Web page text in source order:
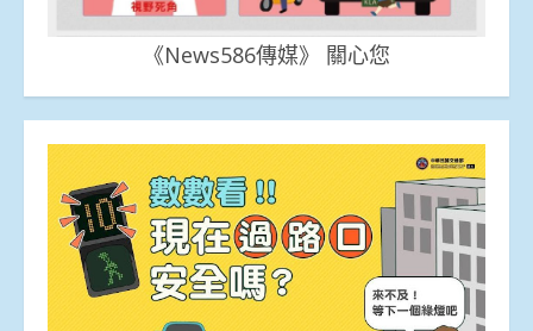
《News586傳媒》 關心您